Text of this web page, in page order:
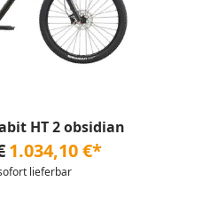
HT 2 obsidian
1.034,10 €*
lieferbar